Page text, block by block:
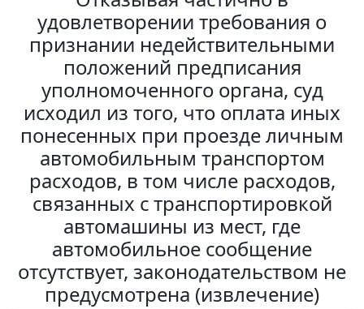
удовлетворении требования о
признании недействительными
положений предписания
уполномоченного органа, суд
исходил из того, что оплата иных
понесенных при проезде личным
автомобильным транспортом
расходов, в том числе расходов,
связанных с транспортировкой
автомашины из мест, где
автомобильное сообщение
отсутствует, законодательством не
предусмотрена (извлечение)